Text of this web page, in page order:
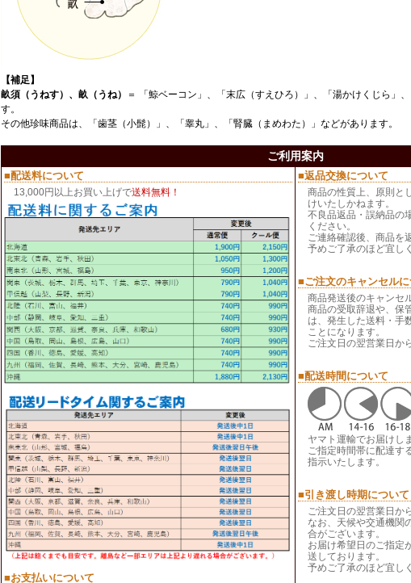
【補足】
畝須（うねす）、畝（うね）
＝ 「 鯨ベーコン 」、「 末広（すえひろ） 」、「 湯かけくじら 」、
す。
その他珍味商品は、「 歯茎（小髭） 」、「 睾丸 」、「 腎臓（まめわた） 」などがあります。
ご利用案内
■配送料について
13,000円以上お買い上げで送料無料！
■お支払いについて
■返品交換について
商品の性質上、原則と
けいたしかねます。
不良品返品・誤納品の
ください。
ご連絡確認後、商品を
予めご了承のほど宜し
■ご注文のキャンセル
商品発送後のキャンセ
商品の受取辞退や、保
は、発生した送料・手
ことになります。
ご注文日の翌営業日か
■配送時間について
ヤマト運輸でお届けし
ご指定時間帯に配達す
指示いたします。
■引き渡し時期について
ご注文日の翌営業日か
なお、天候や交通機関
合がございます。
お届け希望日のご指定
送しております。
予めご了承のほど宜し